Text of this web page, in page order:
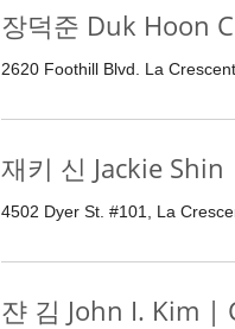
장덕준 Duk Hoon
2620 Foothill Blvd. La
재키 신 Jackie
4502 Dyer St. #101, La
쟌 김 John I. Kim |